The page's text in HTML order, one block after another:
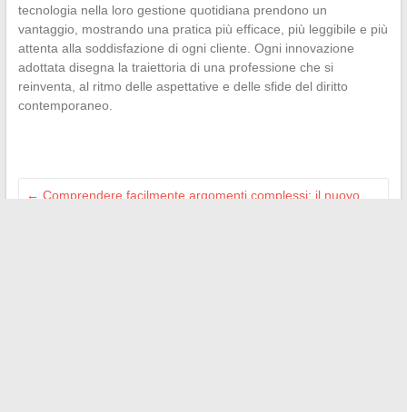
tecnologia nella loro gestione quotidiana prendono un
vantaggio, mostrando una pratica più efficace, più leggibile e più
attenta alla soddisfazione di ogni cliente. Ogni innovazione
adottata disegna la traiettoria di una professione che si
reinventa, al ritmo delle aspettative e delle sfide del diritto
contemporaneo.
← Comprendere facilmente argomenti complessi: il nuovo